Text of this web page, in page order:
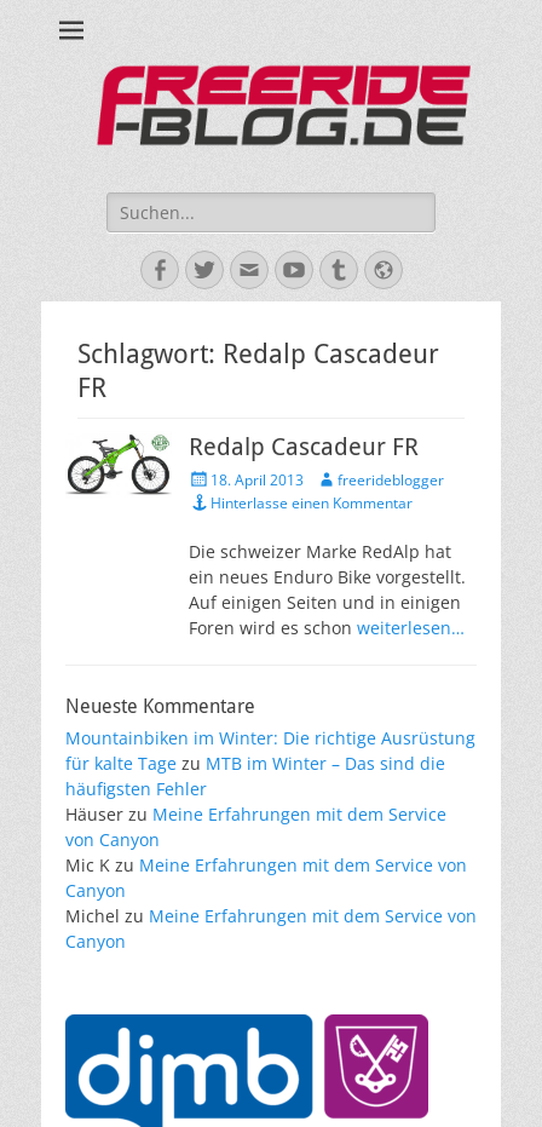
Suche
nach:
Facebook
Twitter
E-
Mail
YouTube
TumblrWebsite
Schlagwort: Redalp Cascadeur
FR
Redalp Cascadeur FR
Veröffentlicht
am
18. April 2013 Autorfreerideblogger
Hinterlasse einen Kommentar
Die schweizer Marke RedAlp hat
ein neues Enduro Bike vorgestellt.
Auf einigen Seiten und in einigen
Foren wird es schon weiterlesen…
Neueste Kommentare
Mountainbiken im Winter: Die richtige Ausrüstung
für kalte Tage zu MTB im Winter – Das sind die
häufigsten Fehler
Häuser zu Meine Erfahrungen mit dem Service
von Canyon
Mic K zu Meine Erfahrungen mit dem Service von
Canyon
Michel zu Meine Erfahrungen mit dem Service von
Canyon